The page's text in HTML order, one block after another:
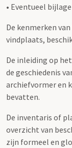
• Eventueel
De kenmerken
vindplaats,
De inleiding op
de geschiedenis
archiefvormer en
bevatten.
De inventaris of
overzicht van
zijn formeel en